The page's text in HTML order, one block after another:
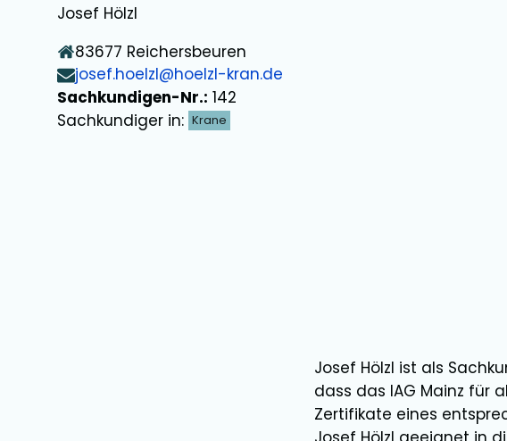
Josef Hölzl
83677 Reichersbeuren
josef.hoelzl@hoelzl-kran.de
Sachkundigen-Nr.: 142
Sachkundiger in: Krane
Josef Hölzl ist als
dass das IAG Mainz für
Zertifikate eines